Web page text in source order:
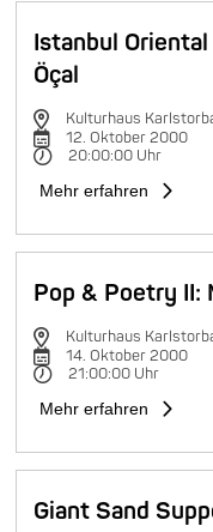
Istanbul
Öçal
Kulturhaus
12. Oktober 2000
20:00:00 Uhr
Mehr erfahren
Pop & Poetry II:
Kulturhaus
14. Oktober 2000
21:00:00 Uhr
Mehr erfahren
Giant Sand